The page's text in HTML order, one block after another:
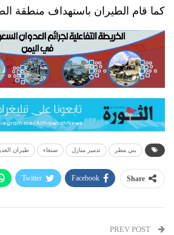
كما قام الطيران باستهداف منطقة
بني مطر تدمير منازل صنعاء طيران
Share
Facebook
Twitter